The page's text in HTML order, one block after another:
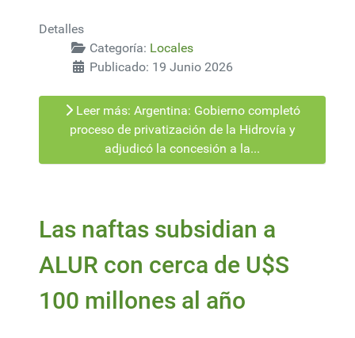
Detalles
Categoría: Locales
Publicado: 19 Junio 2026
Leer más: Argentina: Gobierno completó
proceso de privatización de la Hidrovía y
adjudicó la concesión a la...
Las naftas subsidian a
ALUR con cerca de U$S
100 millones al año